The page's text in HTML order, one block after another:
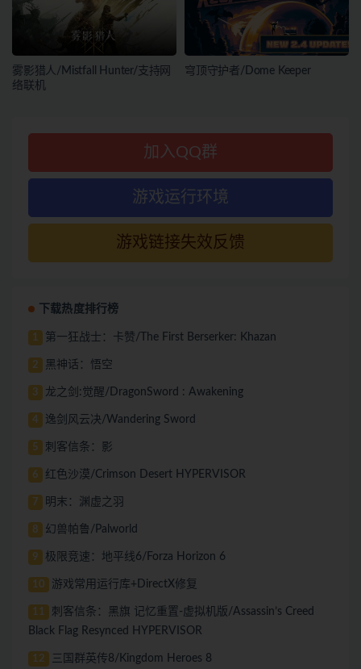
雾影猎人/Mistfall Hunter/支持网
络联机
穹顶守护者/Dome Keeper
加入QQ群
游戏运行环境
游戏链接失效反馈
下载热度排行榜
1 第一狂战士：卡赞/The First Berserker: Khazan
2 黑神话：悟空
3 龙之剑:觉醒/DragonSword : Awakening
4 逸剑风云决/Wandering Sword
5 刺客信条：影
6 红色沙漠/Crimson Desert HYPERVISOR
7 明末：渊虚之羽
8 幻兽帕鲁/Palworld
9 极限竞速：地平线6/Forza Horizon 6
10 游戏常用运行库+DirectX修复
11
刺客信条：黑旗 记忆重置-虚拟机版/Assassin’s Creed
Black Flag Resynced HYPERVISOR
12 三国群英传8/Kingdom Heroes 8